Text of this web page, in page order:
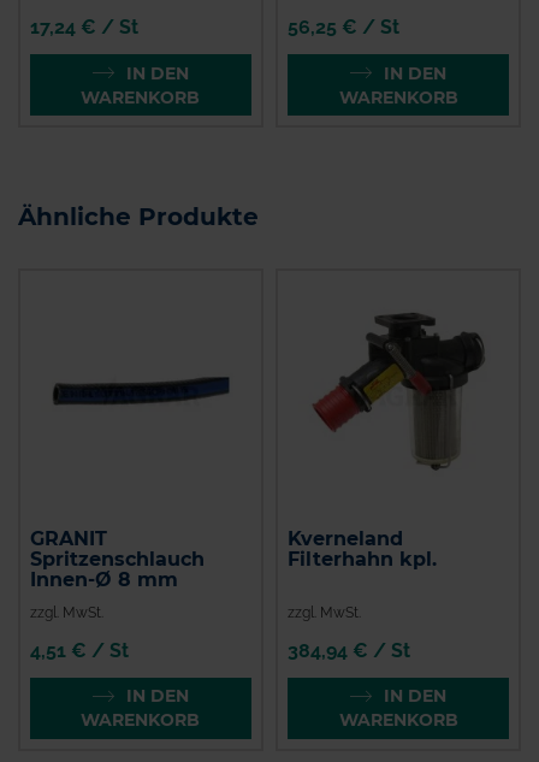
17,24 € / St
IN DEN
WARENKORB
56,25 € / St
IN DEN
WARENKORB
Ähnliche Produkte
GRANIT
Spritzenschlauch
Innen-Ø 8 mm
zzgl. MwSt.
4,51 € / St
IN DEN
WARENKORB
Kverneland
Filterhahn kpl.
zzgl. MwSt.
384,94 € / St
IN DEN
WARENKORB